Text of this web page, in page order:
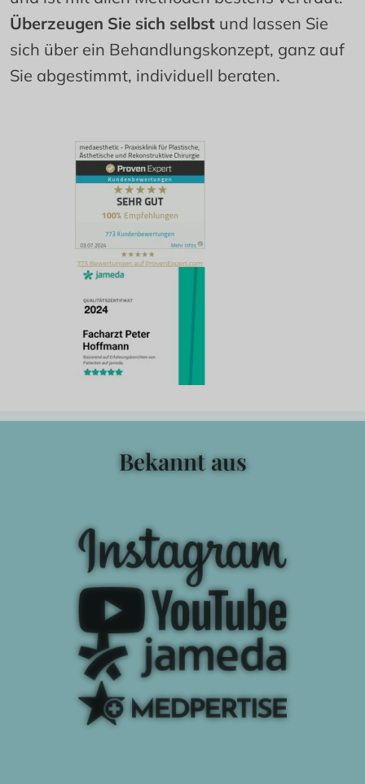
Überzeugen Sie sich selbst und lassen Sie
sich über ein Behandlungskonzept, ganz auf
Sie abgestimmt, individuell beraten.
Bekannt aus